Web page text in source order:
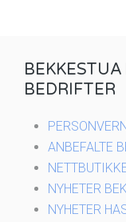
BEDRIFTER
ANBEFALTE
NYHETER
NYHETER